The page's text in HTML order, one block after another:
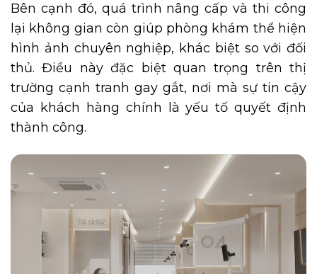
Bên cạnh đó, quá trình nâng cấp và thi công
lại không gian còn giúp phòng khám thể hiện
hình ảnh chuyên nghiệp, khác biệt so với đối
thủ. Điều này đặc biệt quan trọng trên thị
trường cạnh tranh gay gắt, nơi mà sự tin cậy
của khách hàng chính là yếu tố quyết định
thành công.